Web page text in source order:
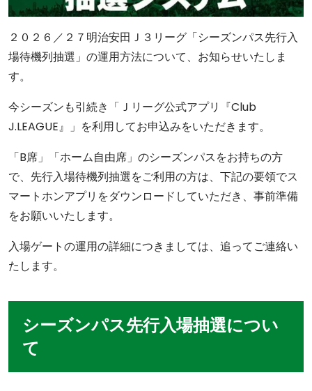
２０２６／２７明治安田Ｊ３リーグ「シーズンパス先行入
場待機列抽選」の運用方法について、お知らせいたしま
す。
今シーズンも引続き「Ｊリーグ公式アプリ『Club
J.LEAGUE』」を利用してお申込みをいただきます。
「B席」「ホーム自由席」のシーズンパスをお持ちの方
で、先行入場待機列抽選をご利用の方は、下記の要領でス
マートホンアプリをダウンロードしていただき、事前準備
をお願いいたします。
入場ゲートの運用の詳細につきましては、追ってご連絡い
たします。
シーズンパス先行入場抽選につい
て